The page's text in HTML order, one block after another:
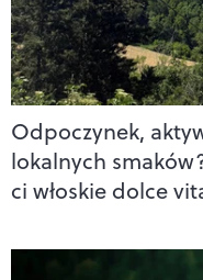
Odpoczynek,
lokalnych
ci włoskie dolce